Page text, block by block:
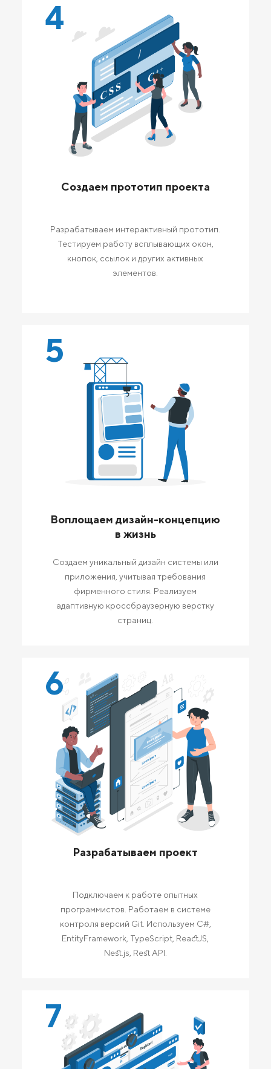
4
Создаем прототип проекта
Разрабатываем интерактивный прототип.
Тестируем работу всплывающих окон,
кнопок, ссылок и других активных
элементов.
5
Воплощаем дизайн-концепцию
в жизнь
Создаем уникальный дизайн системы или
приложения, учитывая требования
фирменного стиля. Реализуем
адаптивную кроссбраузерную верстку
страниц.
6
Разрабатываем проект
Подключаем к работе опытных
программистов. Работаем в системе
контроля версий Git. Используем C#,
EntityFramework, TypeScript, ReactJS,
Nest.js, Rest API.
7